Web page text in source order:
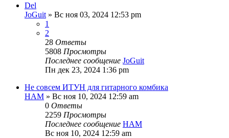
Del
JoGuit » Вс ноя 03, 2024 12:53 pm
1
2
28 Ответы
5808 Просмотры
Последнее сообщение JoGuit
Пн дек 23, 2024 1:36 pm
Не совсем ИТУН для гитарного комбика
HAM » Вс ноя 10, 2024 12:59 am
0 Ответы
2259 Просмотры
Последнее сообщение HAM
Вс ноя 10, 2024 12:59 am